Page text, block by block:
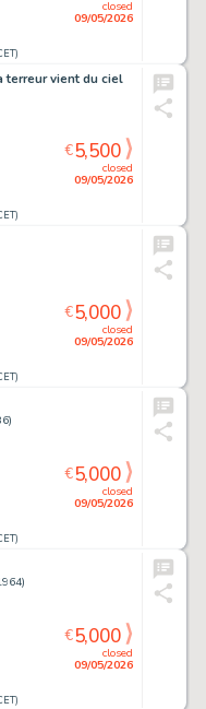
closed
09/05/2026
terreur vient du ciel
closed
09/05/2026
€5,500
closed
09/05/2026
€5,000
closed
09/05/2026
€5,000
closed
09/05/2026
€5,000